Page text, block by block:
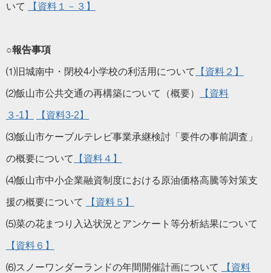
いて 【資料１－３】
○報告事項
⑴旧城南中・閉校4小学校の利活用について 【資料２】
⑵飯山市公共交通の再構築について（概要） 【資料
３-1】 【資料3-2】
⑶飯山市ケーブルテレビ事業承継検討「要件の事前調査」
の概要について 【資料４】
⑷飯山市中小企業融資制度における原油価格高騰等対策支
援の概要について 【資料５】
⑸菜の花まつり入込状況とアンケート等分析結果について
【資料６】
⑹スノーワンダーランドの年間開催計画について 【資料